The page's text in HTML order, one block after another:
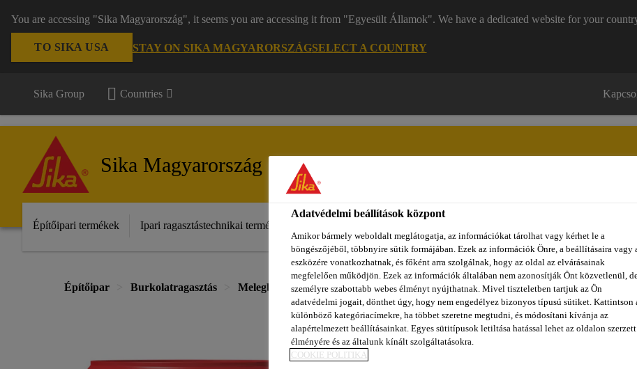
You are accessing "Sika Magyarország", it seems you are accessing it from "Egyesült Államok". We have a dedicated website for your
TO SIKA USA STAY ON SIKA MAGYARORSZÁGSELECT A COUNTRY
Sika Group Countries
Sika Magyarország
Építőipari termékek Ipari ragasztástechnikai termékek
Építőipar Burkolatragasztás Melegburkolati ragasztórendszerek Parketta és egyéb faburkolatragasztók
SikaBond®-151
Adatvédelmi beállítások központ
Amikor bármely weboldalt meglátogatja, az információkat tárolhat vagy kérhet le a
böngészőjéből, többnyire sütik formájában. Ezek az információk Önre, a beállításaira vagy
eszközére vonatkozhatnak, és főként arra szolgálnak, hogy az oldal az elvárásainak
megfelelően működjön. Ezek az információk általában nem azonosítják Önt közvetlenül,
személyre szabottabb webes élményt nyújthatnak. Mivel tiszteletben tartjuk az Ön
adatvédelmi jogait, dönthet úgy, hogy nem engedélyez bizonyos típusú sütiket. Kattintson
különböző kategóriacímekre, ha többet szeretne megtudni, és módosítani kívánja az
alapértelmezett beállításainkat. Egyes sütitípusok letiltása hatással lehet az oldalon szerzett
élményére és az általunk kínált szolgáltatásokra.
COOKIE POLITIKA